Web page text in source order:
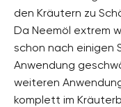
den Kräutern zu
Da Neemöl extrem
schon nach einigen
Anwendung
weiteren
komplett im